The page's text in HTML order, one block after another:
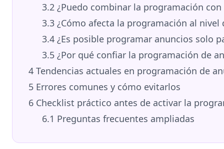
3.2 ¿Puedo combinar la programación
3.3 ¿Cómo afecta la programación al nivel
3.4 ¿Es posible programar anuncios solo
3.5 ¿Por qué confiar la programación de
4 Tendencias actuales en programación de
5 Errores comunes y cómo evitarlos
6 Checklist práctico antes de activar la
6.1 Preguntas frecuentes ampliadas